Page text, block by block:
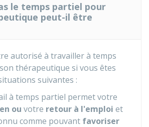
le temps partiel pour
peut-il être
autorisé à travailler à temps
thérapeutique si vous êtes
suivantes :
à temps partiel permet votre
ou votre retour à l'emploi et
comme pouvant favoriser